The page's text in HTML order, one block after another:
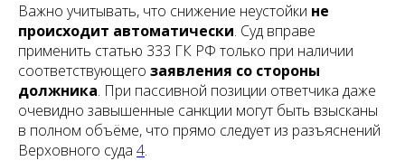
Важно учитывать, что снижение неустойки не
происходит автоматически. Суд вправе
применить статью 333 ГК РФ только при наличии
соответствующего заявления со стороны
должника. При пассивной позиции ответчика даже
очевидно завышенные санкции могут быть взысканы
в полном объёме, что прямо следует из разъяснений
Верховного суда 4.